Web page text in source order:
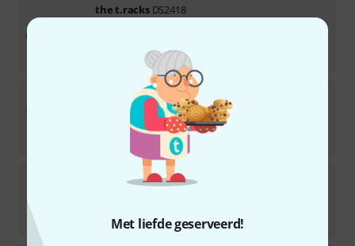
Met liefde geserveerd!
the t.racks DS2418
the t.racksRack Organizer 1U
62
Direct leverbaar
the t.racksPower 8 VM
45